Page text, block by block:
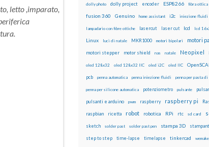
letto ,imparato,
dolly photo dolly project encoder ESP8266 fibra ottica
fusion 360 Genuino home assistant i2c iniezione fluidi
lampadario con fibre ottiche lasercut laser cut lcd lcd
Linux luci di natale MKR1000 motori bipolari motori
motori stepper motor shield nas natale Neopixel
oled 128x32 oled 128x32 IIC oled i2C oled IIC
pcb penna automatica penna iniezione fluidi penna per pasta
penna per silicone automatica potenziometro pulsante
pulsanti e arduino pwm raspberry raspberry pi
raspbian ricetta robot robotica RPi rtc sd card
sketch solder past solder past pen stampa 3D
step to step time-lapse timelapse tinkercad wemake